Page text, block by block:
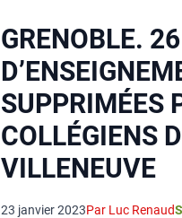
GRENOBLE.
SUPPRIMÉES
COLLÉGIENS
VILLENEUVE
23 janvier 2023Par Luc Renaud